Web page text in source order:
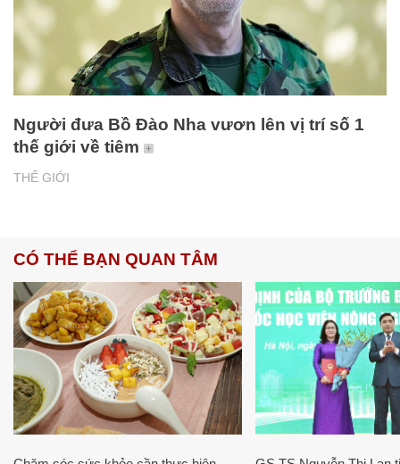
THẾ GIỚI
Người đưa Bồ Đào Nha vươn lên vị trí số 1
thế giới về tiêm
CÓ THỂ BẠN QUAN TÂM